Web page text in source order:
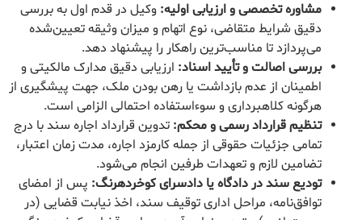
مشاوره تخصصی و ارزیابی اولیه: وکیل در قدم اول به بررسی
دقیق شرایط متقاضی، نوع اتهام و میزان وثیقه تعیین‌شده
می‌پردازد تا مناسب‌ترین راهکار را پیشنهاد دهد.
بررسی اصالت و تأیید اسناد: ارزیابی دقیق مدارک مالکیتی و
اطمینان از عدم بازداشت یا رهن بودن ملک، جهت پیشگیری از
هرگونه کلاهبرداری و سوءاستفاده احتمالی الزامی است.
تنظیم قرارداد رسمی و محکم: تدوین قرارداد اجاره سند با درج
تمامی جزئیات حقوقی از جمله کارمزد اجاره، مدت زمان اعتبار،
تضامین لازم و تعهدات طرفین انجام می‌شود.
تودیع سند در دادگاه یا دادسرای کوخردهرنگ: پس از امضای
توافق‌نامه، مراحل اداری توقیف سند، اخذ نیابت قضایی (در